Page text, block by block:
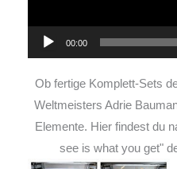
00:00
Ob fertige Komplett-Sets
Weltmeisters Adrie
Elemente. Hier findest du
see is what you get"